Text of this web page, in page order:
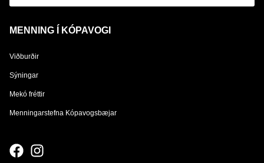
MENNING Í KÓPAVOGI
Viðburðir
Sýningar
Mekó fréttir
Menningarstefna Kópavogsbæjar